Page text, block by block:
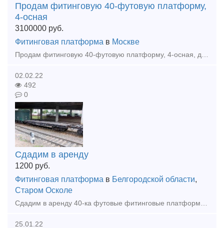
Продам фитинговую 40-футовую платформу,
4-осная
3100000 руб.
Фитинговая платформа в Москве
02.02.22
492
0
Сдадим в аренду
1200 руб.
Фитинговая платформа в Белгородской области,
Старом Осколе
25.01.22